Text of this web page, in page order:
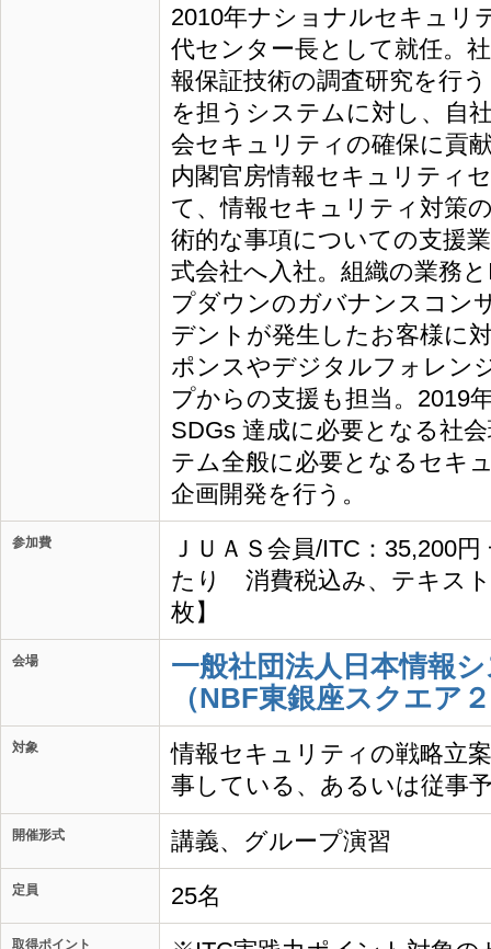
2010年ナショナルセキュリ
代センター長として就任。
報保証技術の調査研究を行
を担うシステムに対し、自
会セキュリティの確保に貢
内閣官房情報セキュリティ
て、情報セキュリティ対策
術的な事項についての支援
式会社へ入社。組織の業務
プダウンのガバナンスコン
デントが発生したお客様に
ポンスやデジタルフォレン
プからの支援も担当。2019
SDGs 達成に必要となる社
テム全般に必要となるセキ
企画開発を行う。
参加費
ＪＵＡＳ会員/ITC：35,200
たり 消費税込み、テキス
枚】
会場
一般社団法人日本情報
（NBF東銀座スクエア
対象
情報セキュリティの戦略立
事している、あるいは従事
開催形式 講義、グループ演習
定員 25名
取得ポイント